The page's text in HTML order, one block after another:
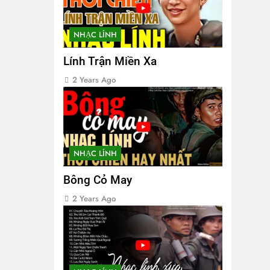
NHẠC LÍNH
Lính Trận Miền Xa
2 Years Ago
NHẠC LÍNH
Bông Cỏ May
2 Years Ago